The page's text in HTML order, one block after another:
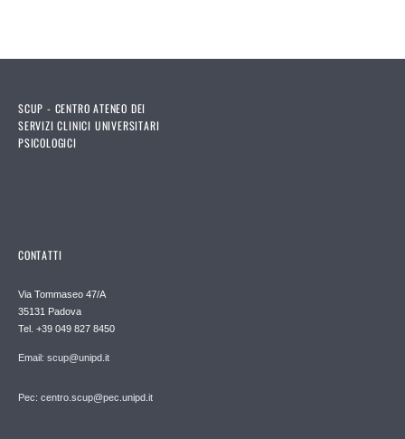
SCUP - CENTRO ATENEO DEI
SERVIZI CLINICI UNIVERSITARI
PSICOLOGICI
CONTATTI
Via Tommaseo 47/A
35131 Padova
Tel. +39 049 827 8450
Email: scup@unipd.it
Pec: centro.scup@pec.unipd.it